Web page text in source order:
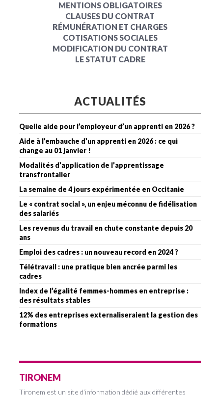
MENTIONS OBLIGATOIRES
CLAUSES DU CONTRAT
RÉMUNÉRATION ET CHARGES
COTISATIONS SOCIALES
MODIFICATION DU CONTRAT
LE STATUT CADRE
ACTUALITÉS
Quelle aide pour l’employeur d’un apprenti en 2026 ?
Aide à l’embauche d’un apprenti en 2026 : ce qui
change au 01 janvier !
Modalités d’application de l’apprentissage
transfrontalier
La semaine de 4 jours expérimentée en Occitanie
Le « contrat social », un enjeu méconnu de fidélisation
des salariés
Les revenus du travail en chute constante depuis 20
ans
Emploi des cadres : un nouveau record en 2024 ?
Télétravail : une pratique bien ancrée parmi les
cadres
Index de l’égalité femmes-hommes en entreprise :
des résultats stables
12% des entreprises externaliseraient la gestion des
formations
TIRONEM
Tironem est un site d’information dédié aux différentes